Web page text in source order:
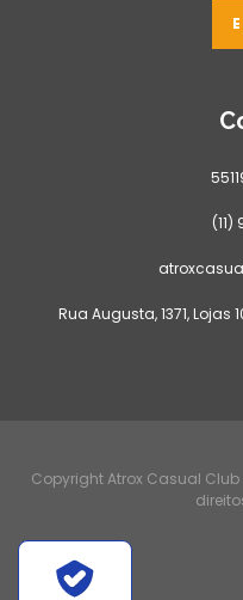
Rua Augusta, 1371,
Copyright Atrox Casual